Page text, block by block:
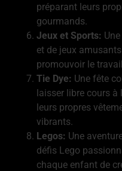
préparant leurs
gourmands.
Jeux et Sports:
et de jeux
promouvoir le
Tie Dye: Une fête
laisser libre cours à
leurs propres
vibrants.
Legos: Une
défis Lego
chaque enfant de